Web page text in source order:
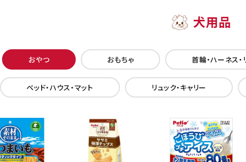
犬用品
おやつ おもちゃ 首輪・ハーネス・
ベッド・ハウス・マット リュック・キャリー